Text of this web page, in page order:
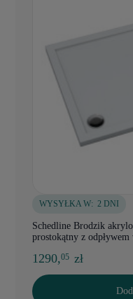
WYSYŁKA W: 2 DNI
Schedline Brodzik
prostokątny z
1290,05 zł